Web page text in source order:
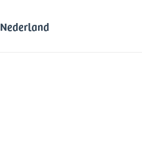
Nederland